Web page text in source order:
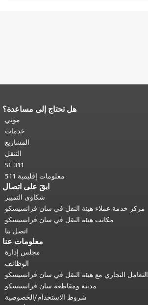
هل تحتاج إلى مساعدة؟
موني
خدمات
المشاريع
التنقل
SF 311
معلومات إقليمية 511
ابقَ على اتصال
شكاوى التمييز
مركز خدمة عملاء هيئة النقل في سان فرانسيسكو
مكاتب هيئة النقل في سان فرانسيسكو
اتصل بنا
معلومات عنا
مجلس إدارة
الوظائف
التعامل التجاري مع هيئة النقل في سان فرانسيسكو
مدينة ومقاطعة سان فرانسيسكو
شروط الاستخدام/الخصوصية